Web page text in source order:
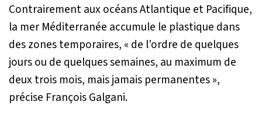
Contrairement aux océans Atlantique et Pacifique,
la mer Méditerranée accumule le plastique dans
des zones temporaires, « de l’ordre de quelques
jours ou de quelques semaines, au maximum de
deux trois mois, mais jamais permanentes »,
précise François Galgani.